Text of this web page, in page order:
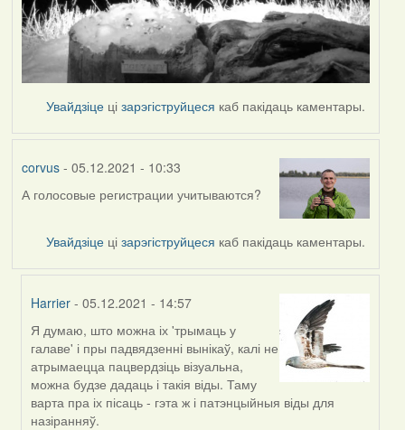
Увайдзіце цізарэгіструйцеся каб пакідаць каментары.
corvus- 05.12.2021 - 10:33
А голосовые регистрации учитываются?
Увайдзіце цізарэгіструйцеся каб пакідаць каментары.
Harrier - 05.12.2021 - 14:57
In
reply
to
by
corvus
Я думаю, што можна іх 'трымаць у
галаве' і пры падвядзенні вынікаў, калі не
атрымаецца пацвердзіць візуальна,
можна будзе дадаць і такія віды. Таму
варта пра іх пісаць - гэта ж і патэнцыйныя віды для
назіранняў.